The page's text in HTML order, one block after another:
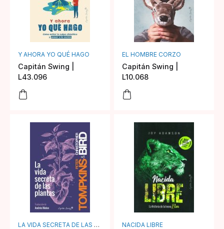
Y AHORA YO QUÉ HAGO
Capitán Swing |
L43.096
EL HOMBRE CORZO
Capitán Swing |
L10.068
LA VIDA SECRETA DE LAS PLANTAS NACIDA LIBRE